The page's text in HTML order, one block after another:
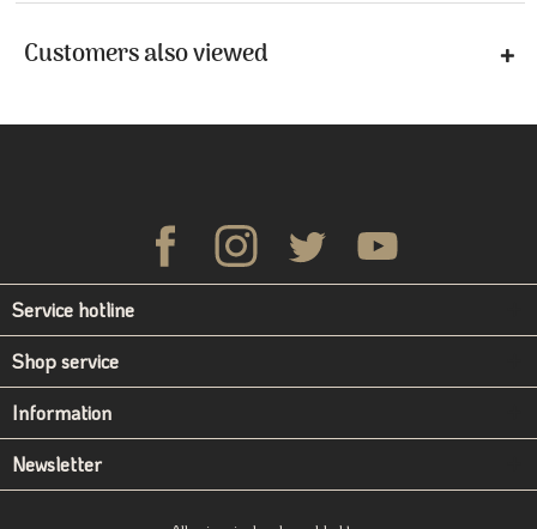
Customers also viewed
Service hotline
Shop service
Information
Newsletter